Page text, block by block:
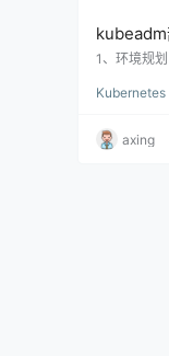
1、环境规
master2
2
P2 …
Kubernetes
axing